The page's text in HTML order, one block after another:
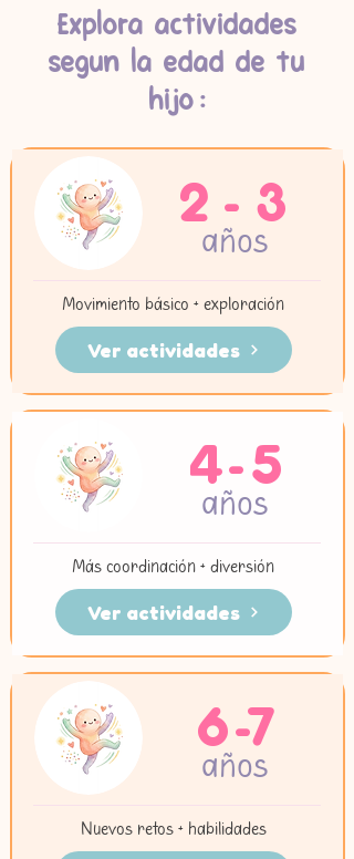
Explora actividades
segun la edad de tu
hijo:
2 - 3
años
Movimiento básico + exploración
Ver actividades
4-5
años
Más coordinación + diversión
Ver actividades
6-7
años
Nuevos retos + habilidades